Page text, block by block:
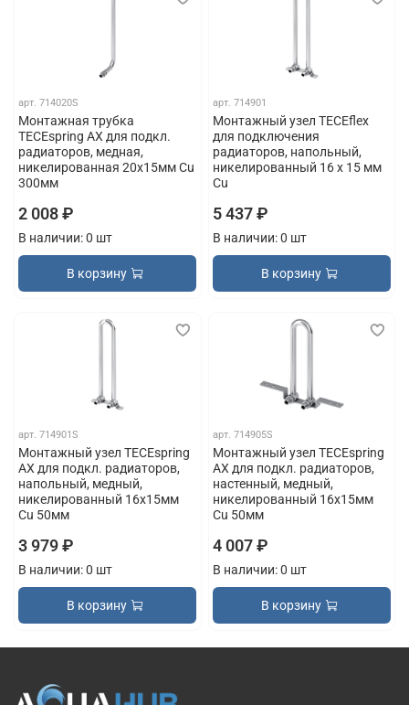
арт.714020S
Монтажная трубка
TECEspring AX для подкл.
радиаторов, медная,
никелированная 20х15мм Cu
300мм
2 008 ₽
В наличии: 0 шт
В корзину
арт. 714901
Монтажный узел TECEflex
для подключения
радиаторов, напольный,
никелированный 16 x 15 мм
Cu
5 437 ₽
В наличии: 0 шт
В корзину
арт.714901S
Монтажный узел TECEspring
AX для подкл. радиаторов,
напольный, медный,
никелированный 16х15мм
Cu 50мм
3 979 ₽
В наличии: 0 шт
В корзину
арт. 714905S
Монтажный узел TECEspring
AX для подкл. радиаторов,
настенный, медный,
никелированный 16х15мм
Cu 50мм
4 007 ₽
В наличии: 0 шт
В корзину